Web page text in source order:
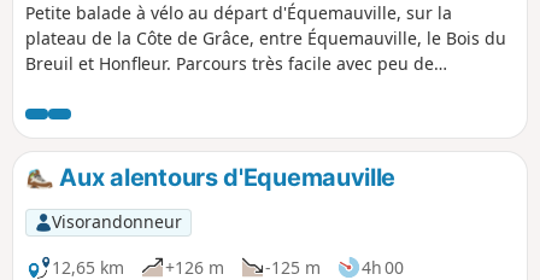
Petite balade à vélo au départ d'Équemauville, sur la
plateau de la Côte de Grâce, entre Équemauville, le Bois du
Breuil et Honfleur. Parcours très facile avec peu de
ombragée, elle est très facile et familiale (faite avec ma fille
de 9 ans).
Aux alentours d'Equemauville
Visorandonneur
12,65 km
+126 m -125 m
4h 00